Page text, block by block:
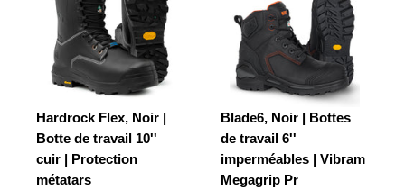
Hardrock Flex, Noir |
Botte de travail 10''
cuir | Protection
métatars
Blade6, Noir | Bottes
de travail 6''
imperméables | Vibram
Megagrip Pr